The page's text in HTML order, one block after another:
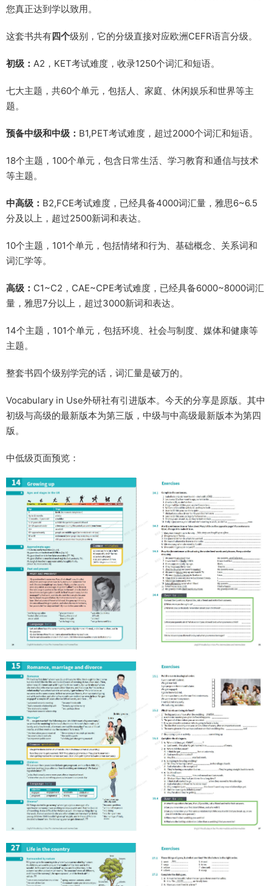
您真正达到学以致用。
这套书共有四个级别，它的分级直接对应欧洲CEFR语言分级。
初级： A2，KET考试难度，收录1250个词汇和短语。
七大主题，共60个单元，包括人、家庭、休闲娱乐和世界等主
题。
预备中级和中级： B1,PET考试难度，超过2000个词汇和短语。
18个主题，100个单元，包含日常生活、学习教育和通信与技术
等主题。
中高级： B2,FCE考试难度，已经具备4000词汇量，雅思6~6.5
分及以上，超过2500新词和表达。
10个主题，101个单元，包括情绪和行为、基础概念、关系词和
词汇学等。
高级： C1~C2，CAE~CPE考试难度，已经具备6000~8000词汇
量，雅思7分以上，超过3000新词和表达。
14个主题，101个单元，包括环境、社会与制度、媒体和健康等
主题。
整套书四个级别学完的话，词汇量是破万的。
Vocabulary in Use外研社有引进版本。今天的分享是原版。其中
初级与高级的最新版本为第三版，中级与中高级最新版本为第四
版。
中低级页面预览：